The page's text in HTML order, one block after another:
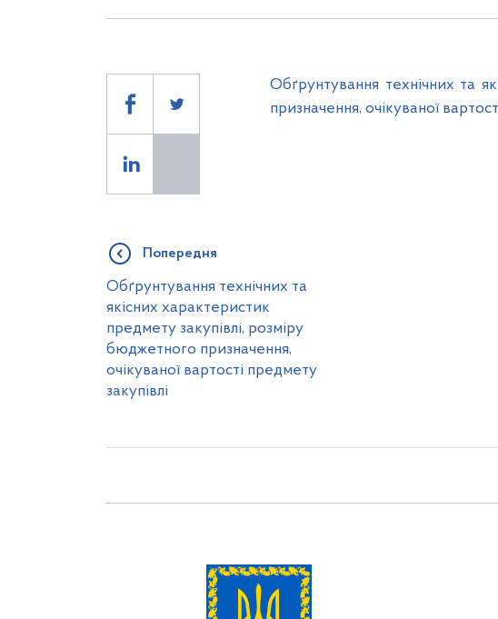
Обґрунтування технічних та
призначення, очікуваної
Попередня
Обґрунтування технічних та
якісних характеристик
предмету закупівлі, розміру
бюджетного призначення,
очікуваної вартості предмету
закупівлі